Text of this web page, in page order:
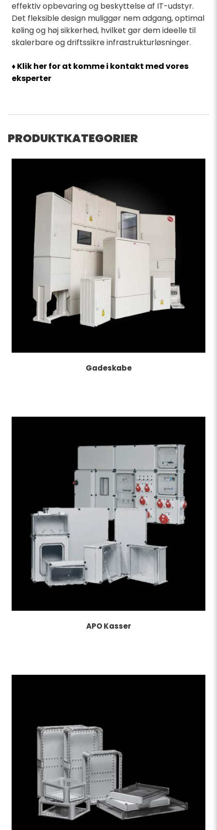
effektiv opbevaring og beskyttelse af IT-udstyr.
Det fleksible design muliggør nem adgang, optimal
køling og høj sikkerhed, hvilket gør dem ideelle til
skalerbare og driftssikre infrastrukturløsninger.
♦ Klik her for at komme i kontakt med vores
eksperter
PRODUKTKATEGORIER
Gadeskabe
APO Kasser